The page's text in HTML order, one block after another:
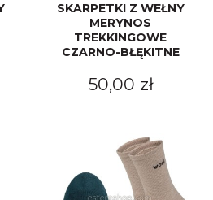
SKARPETKI Z WEŁNY
MERYNOS
TREKKINGOWE
CZARNO-BŁĘKITNE
50,00 zł